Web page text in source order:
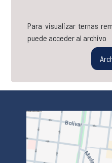
Para visualizar ternas
puede acceder al archivo